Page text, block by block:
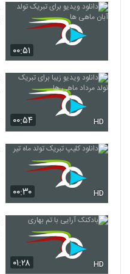
۰۰:۵۱
۰۰:۵۴ HD
۰۰:۳۰ HD
۰۱:۲۸ HD